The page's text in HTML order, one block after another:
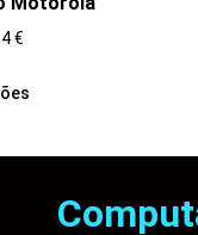
€